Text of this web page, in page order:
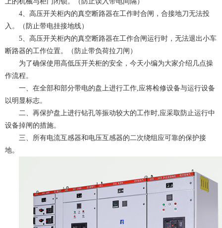
4、高压开关柜内的真空断路器在工作时合闸，合接地刀无法投
入。（防止带电挂接地线）
5、高压开关柜内的真空断路器在工作合闸运行时，无法退出小车
断路器的工作位置。（防止带负荷拉刀闸）
为了确保使用高低压开关柜的安全，今天小编为大家介绍几点操
作流程。
一、在全部和部分带电的盘上进行工作,应将检修设备与运行设备
以明显标志。
二、再保护盘上进行钻孔等振动较大的工作时,应采取防止运行中
设备掉闸的措施。
三、所有电流互感器和电压互感器的二次绕组应可靠的保护接
地。